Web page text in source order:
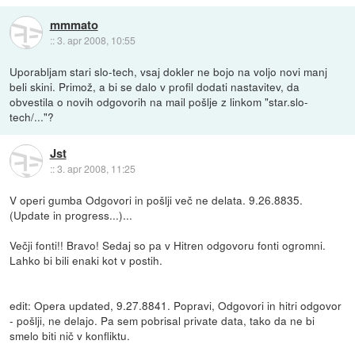
mmmato
::3. apr 2008, 10:55
Uporabljam stari slo-tech, vsaj dokler ne bojo na voljo novi manj
beli skini. Primož, a bi se dalo v profil dodati nastavitev, da
obvestila o novih odgovorih na mail pošlje z linkom "star.slo-
tech/..."?
Jst
::3. apr 2008, 11:25
V operi gumba Odgovori in pošlji več ne delata. 9.26.8835.
(Update in progress...)...
Večji fonti!! Bravo! Sedaj so pa v Hitren odgovoru fonti ogromni.
Lahko bi bili enaki kot v postih.
edit: Opera updated, 9.27.8841. Popravi, Odgovori in hitri odgovor
- pošlji, ne delajo. Pa sem pobrisal private data, tako da ne bi
smelo biti nič v konfliktu.